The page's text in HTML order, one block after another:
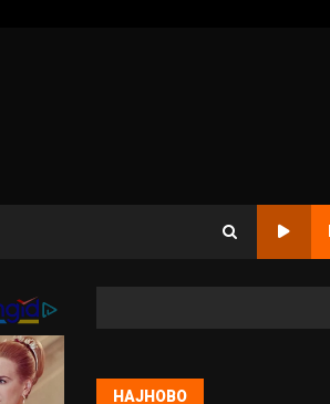
НАЈНОВО